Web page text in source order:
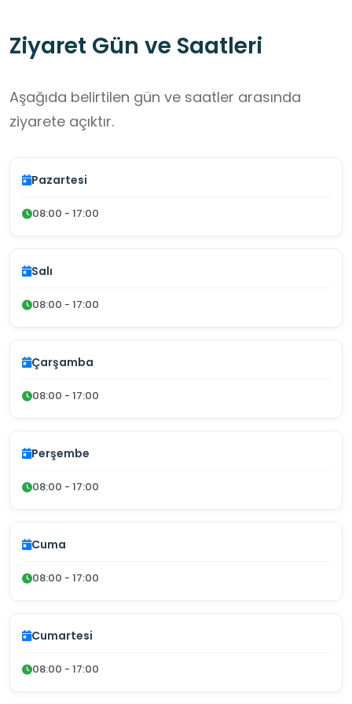
Ziyaret Gün ve Saatleri
Aşağıda belirtilen gün ve saatler arasında
ziyarete açıktır.
Pazartesi
08:00 - 17:00
Salı
08:00 - 17:00
Çarşamba
08:00 - 17:00
Perşembe
08:00 - 17:00
Cuma
08:00 - 17:00
Cumartesi
08:00 - 17:00